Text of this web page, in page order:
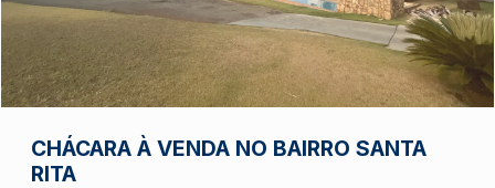
CHÁCARA À VENDA NO BAIRRO SANTA
RITA